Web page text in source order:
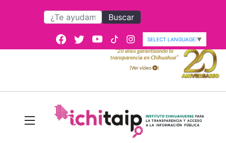
Buscar
SELECT LANGUAGE ▼